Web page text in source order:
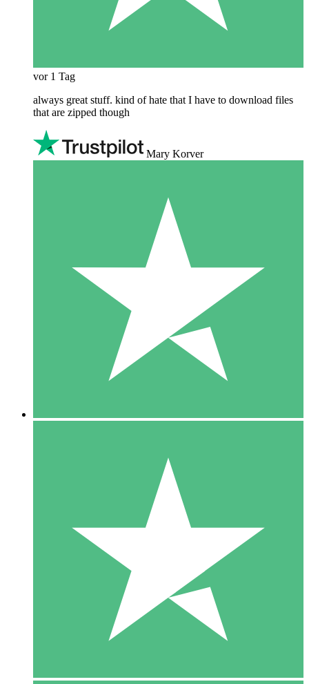
vor 1 Tag
always great stuff. kind of hate that I have to download files
that are zipped though
Mary Korver